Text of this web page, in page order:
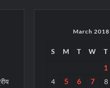
March 2018
S M T W T
1
4
5 6 7 8